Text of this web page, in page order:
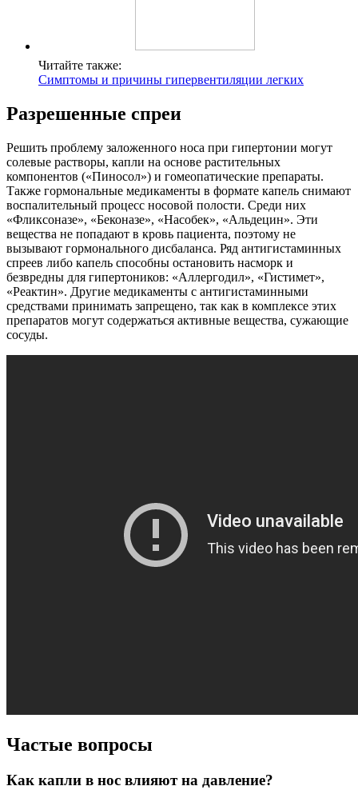
Читайте также:
Симптомы и причины гипервентиляции легких
Разрешенные спреи
Решить проблему заложенного носа при гипертонии могут
солевые растворы, капли на основе растительных
компонентов («Пиносол») и гомеопатические препараты.
Также гормональные медикаменты в формате капель снимают
воспалительный процесс носовой полости. Среди них
«Фликсоназе», «Беконазе», «Насобек», «Альдецин». Эти
вещества не попадают в кровь пациента, поэтому не
вызывают гормонального дисбаланса. Ряд антигистаминных
спреев либо капель способны остановить насморк и
безвредны для гипертоников: «Аллергодил», «Гистимет»,
«Реактин». Другие медикаменты с антигистаминными
средствами принимать запрещено, так как в комплексе этих
препаратов могут содержаться активные вещества, сужающие
сосуды.
Частые вопросы
Как капли в нос влияют на давление?